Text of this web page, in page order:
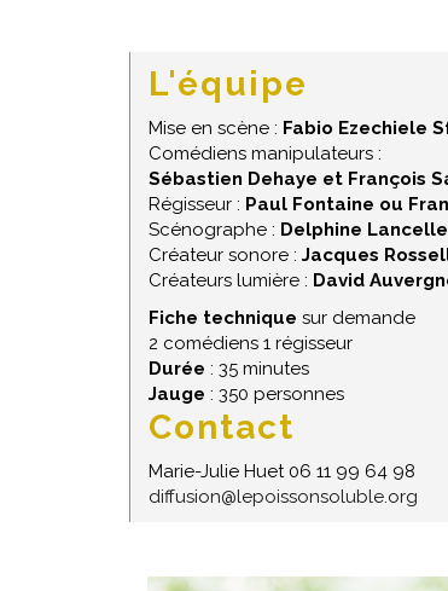
L'équipe
Mise en scène : Fabio Ezechiele
Comédiens manipulateurs :
Sébastien Dehaye et François
Régisseur : Paul Fontaine ou
Scénographe : Delphine Lancelle
Créateur sonore : Jacques
Créateurs lumière : David
Fiche technique sur demande
2 comédiens 1 régisseur
Durée : 35 minutes
Jauge : 350 personnes
Contact
Marie-Julie Huet 06 11 99 64 98
diffusion@lepoissonsoluble.org